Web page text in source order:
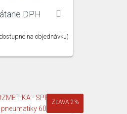
DPH
na objednávku)
ZĽAVA 2%